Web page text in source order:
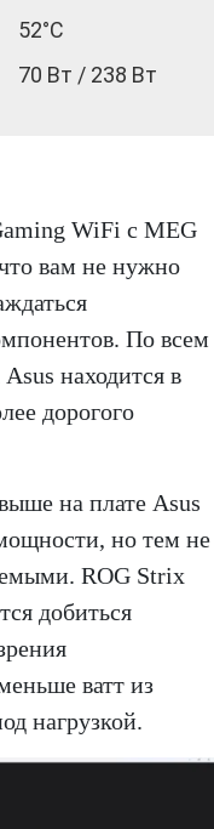
52°С
70 Вт / 238 Вт
WiFi с MEG
вам не нужно
По всем
находится в
дорогого
на плате Asus
но тем не
ROG Strix
добиться
ватт из
нагрузкой.